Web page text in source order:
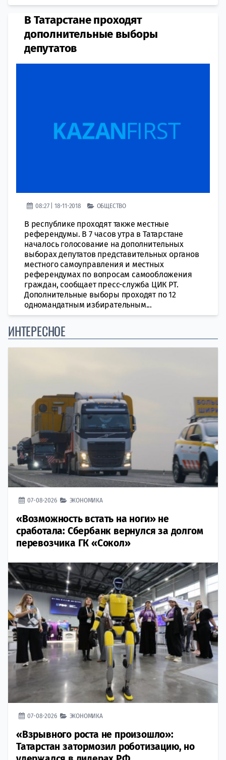
В Татарстане проходят
дополнительные выборы
депутатов
08:27 | 18-11-2018 ОБЩЕСТВО
В республике проходят также местные
референдумы. В 7 часов утра в Татарстане
началось голосование на дополнительных
выборах депутатов представительных органов
местного самоуправления и местных
референдумах по вопросам самообложения
граждан, сообщает пресс-служба ЦИК РТ.
Дополнительные выборы проходят по 12
одномандатным избирательным...
ИНТЕРЕСНОЕ
07-08-2026 ЭКОНОМИКА
«Возможность встать на ноги» не
сработала: Сбербанк вернулся за долгом
перевозчика ГК «Сокол»
07-08-2026 ЭКОНОМИКА
«Взрывного роста не произошло»:
Татарстан затормозил роботизацию, но